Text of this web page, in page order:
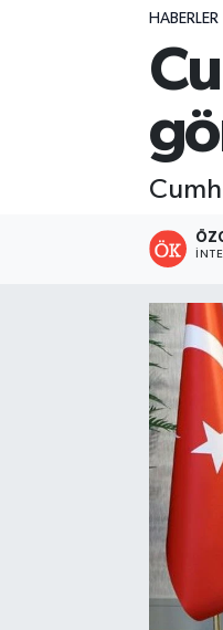
HABERLER
Kültür - Sanat
Lider Haber TV